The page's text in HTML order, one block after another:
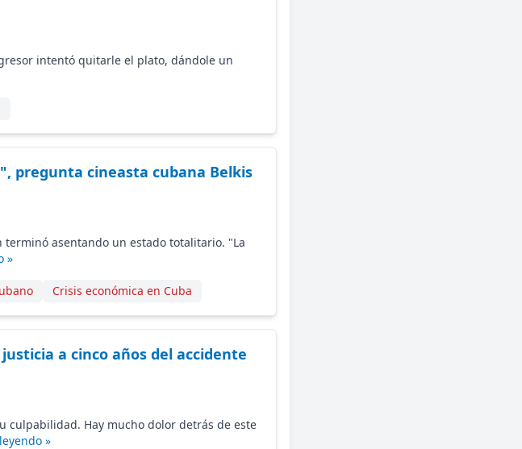
intentó quitarle el plato, dándole un
pregunta cineasta cubana Belkis
asentando un estado totalitario. "La
»
Crisis económica en Cuba
a cinco años del accidente
culpabilidad. Hay mucho dolor detrás de este
»